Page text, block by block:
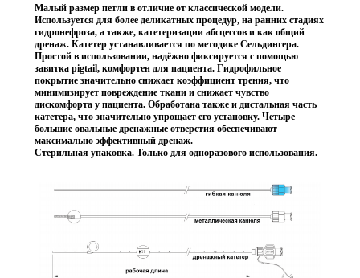
Малый размер петли в отличие от классической модели.
Используется для более деликатных процедур, на ранних стадиях
гидронефроза, а также, катетеризации абсцессов и как общий
дренаж. Катетер устанавливается по методике Сельдингера.
Простой в использовании, надёжно фиксируется с помощью
завитка pigtail, комфортен для пациента. Гидрофильное
покрытие значительно снижает коэффициент трения, что
минимизирует повреждение ткани и снижает чувство
дискомфорта у пациента. Обработана также и дистальная часть
катетера, что значительно упрощает его установку. Четыре
большие овальные дренажные отверстия обеспечивают
максимально эффективный дренаж.
Стерильная упаковка. Только для одноразового использования.